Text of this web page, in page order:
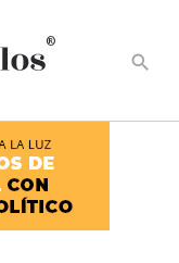
®
search